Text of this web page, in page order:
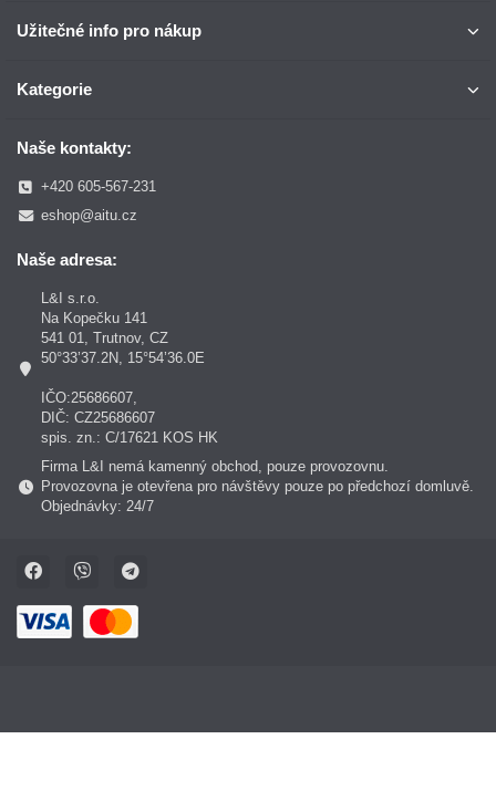
Užitečné info pro nákup
Kategorie
Naše kontakty:
+420 605-567-231
eshop@aitu.cz
Naše adresa:
L&I s.r.o.
Na Kopečku 141
541 01, Trutnov, CZ
50°33’37.2N, 15°54’36.0E
IČO:25686607,
DIČ: CZ25686607
spis. zn.: C/17621 KOS HK
Firma L&I nemá kamenný obchod, pouze provozovnu.
Provozovna je otevřena pro návštěvy pouze po předchozí domluvě.
Objednávky: 24/7